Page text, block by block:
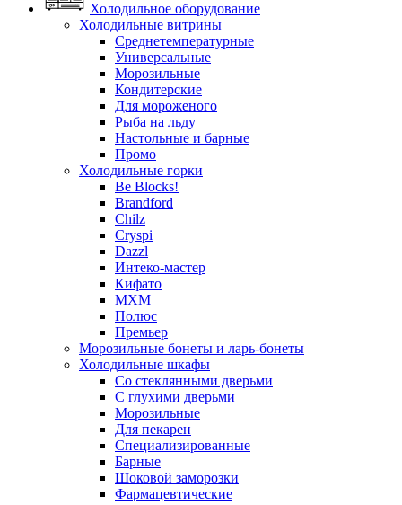
Холодильное оборудование
Холодильные витрины
Среднетемпературные
Универсальные
Морозильные
Кондитерские
Для мороженого
Рыба на льду
Настольные и барные
Промо
Холодильные горки
Be Blocks!
Brandford
Chilz
Cryspi
Dazzl
Интеко-мастер
Кифато
МХМ
Полюс
Премьер
Морозильные бонеты и ларь-бонеты
Холодильные шкафы
Со стеклянными дверьми
С глухими дверьми
Морозильные
Для пекарен
Специализированные
Барные
Шоковой заморозки
Фармацевтические